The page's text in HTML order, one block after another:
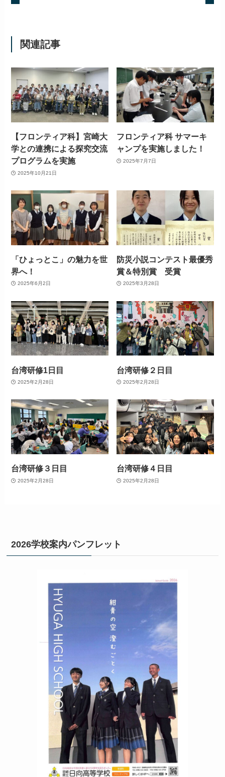
関連記事
【フロンティア科】宮崎大
学との連携による探究交流
プログラムを実施
2025年10月21日
フロンティア科 サマーキ
ャンプを実施しました！
2025年7月7日
「ひょっとこ」の魅力を世
界へ！
2025年6月2日
防災小説コンテスト最優秀
賞＆特別賞 受賞
2025年3月28日
台湾研修1日目
2025年2月28日
台湾研修２日目
2025年2月28日
台湾研修３日目
2025年2月28日
台湾研修４日目
2025年2月28日
2026学校案内パンフレット